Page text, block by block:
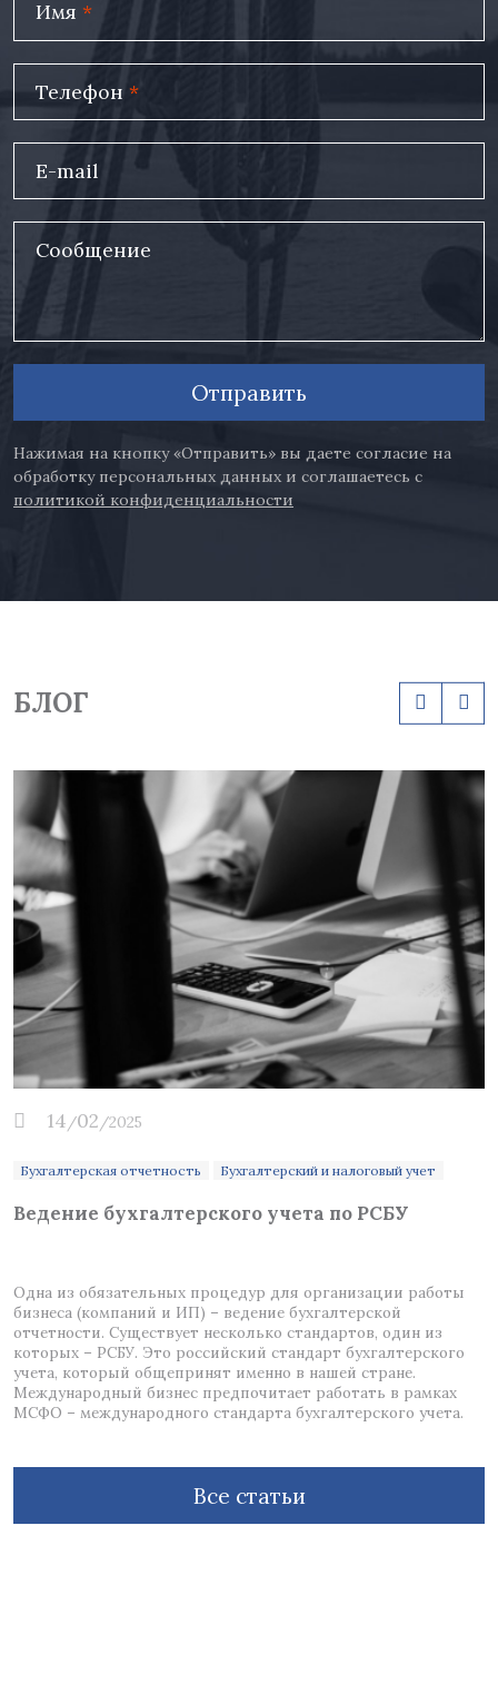
Имя *
Телефон *
E-mail
Сообщение
Отправить
Нажимая на кнопку «Отправить» вы даете согласие на
обработку персональных данных и соглашаетесь с
политикой конфиденциальности
БЛОГ
14/02/2025
Бухгалтерская отчетность Бухгалтерский и налоговый учет
Ведение бухгалтерского учета по РСБУ
Одна из обязательных процедур для организации работы
бизнеса (компаний и ИП) – ведение бухгалтерской
отчетности. Существует несколько стандартов, один из
которых – РСБУ. Это российский стандарт бухгалтерского
учета, который общепринят именно в нашей стране.
Международный бизнес предпочитает работать в рамках
МСФО – международного стандарта бухгалтерского учета.
Все статьи